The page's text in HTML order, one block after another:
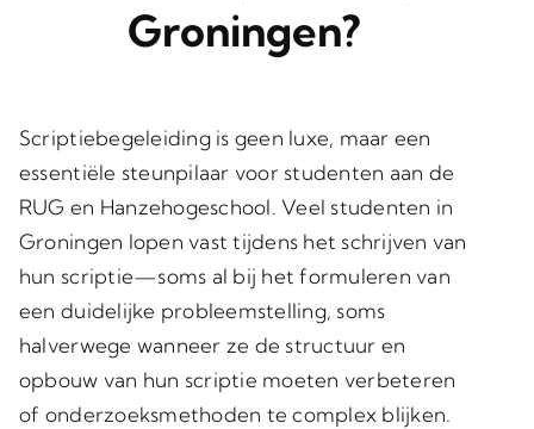
Groningen?
Scriptiebegeleiding is geen luxe, maar een
essentiële steunpilaar voor studenten aan de
RUG en Hanzehogeschool. Veel studenten in
Groningen lopen vast tijdens het schrijven van
hun scriptie—soms al bij het formuleren van
een duidelijke probleemstelling, soms
halverwege wanneer ze de structuur en
opbouw van hun scriptie moeten verbeteren
of onderzoeksmethoden te complex blijken.